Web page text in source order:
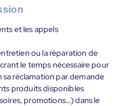
et les appels
ou la réparation de
le temps nécessaire pour
réclamation par demande
produits disponibles
promotions…) dans le